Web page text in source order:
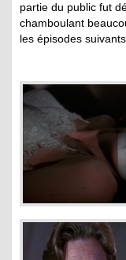
partie du public fut
chamboulant
les épisodes